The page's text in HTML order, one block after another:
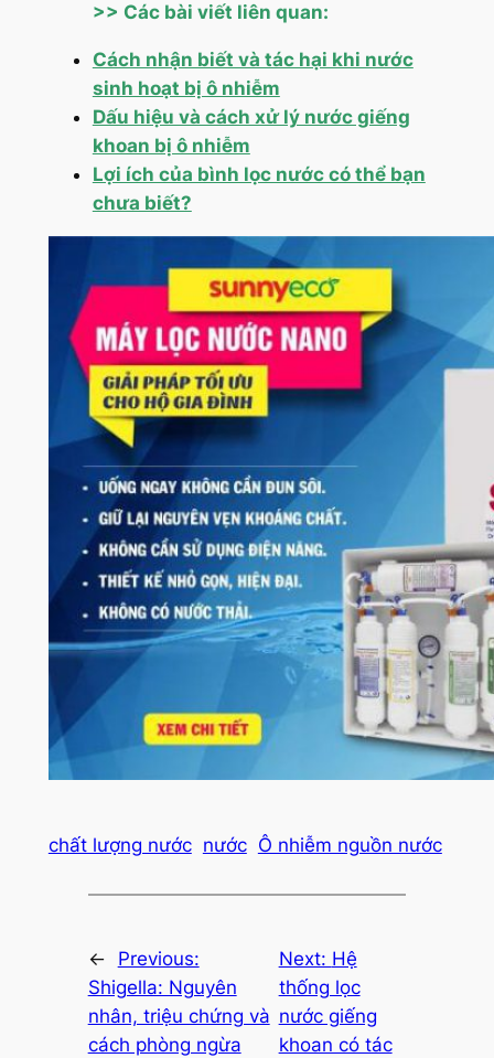
>> Các bài viết liên quan:
Cách nhận biết và tác hại khi nước
sinh hoạt bị ô nhiễm
Dấu hiệu và cách xử lý nước giếng
khoan bị ô nhiễm
Lợi ích của bình lọc nước có thể bạn
chưa biết?
chất lượng nước nước Ô nhiễm nguồn nước
←
Previous:
Shigella: Nguyên
nhân, triệu chứng và
cách phòng ngừa
Next: Hệ
thống lọc
nước giếng
khoan có tác